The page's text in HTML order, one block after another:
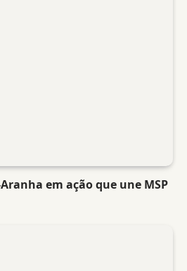
em ação que une MSP